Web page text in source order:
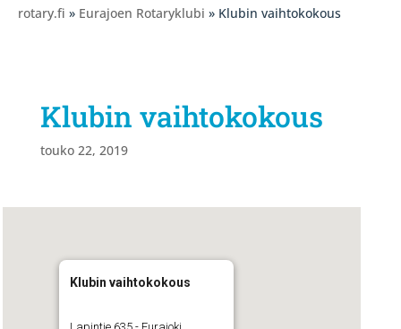
rotary.fi » Eurajoen Rotaryklubi » Klubin vaihtokokous
Klubin vaihtokokous
touko 22, 2019
Klubin vaihtokokous